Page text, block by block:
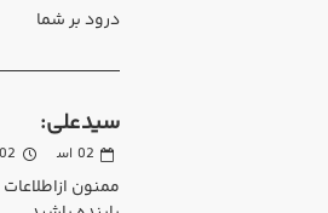
درود بر شما
سیدعلی:
02 اس‍
ممنون